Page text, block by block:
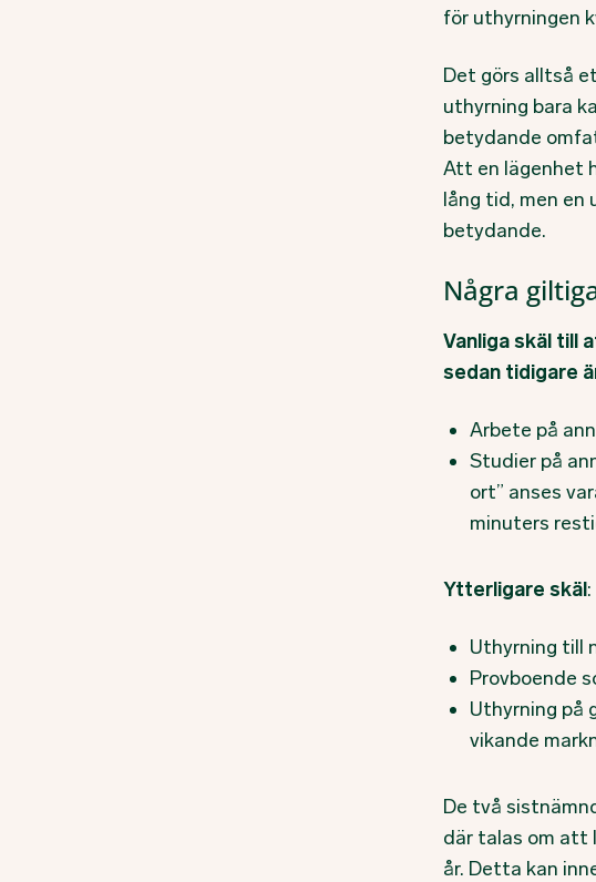
för uthyrningen
Det görs alltså
uthyrning bara
betydande
Att en lägenhet
lång tid, men en
betydande.
Några
Vanliga skäl till
sedan tidigare
Arbete på
Studier på
ort” anses
minuters
Ytterligare skäl:
Uthyrning till
Provboende
Uthyrning på
vikande
De två
där talas om att
år. Detta kan